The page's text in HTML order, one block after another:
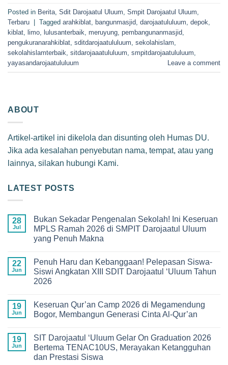
Posted in Berita Sdit Darojaatul Uluum Smpit Darojaatul Uluum
Terbaru | Tagged arahkiblat bangunmasjid darojaatululuum depok
kiblat limo lulusanterbaik meruyung pembangunanmasjid
pengukuranarahkiblat sditdarojaatululuum sekolahislam
sekolahislamterbaik sitdarojaaatululuum smpitdarojaatululuum
yayasandarojaatululuum
Leave a comment
ABOUT
Artikel-artikel ini dikelola dan disunting oleh Humas DU.
Jika ada kesalahan penyebutan nama, tempat, atau yang
lainnya, silakan hubungi Kami.
LATEST POSTS
28
Jul
Bukan Sekadar Pengenalan Sekolah! Ini Keseruan
MPLS Ramah 2026 di SMPIT Darojaatul Uluum
yang Penuh Makna
on
Bukan
Sekadar
Pengenalan
Keseruan
MPLS
Ramah
SMPIT
Darojaatul
Uluum
yang
Penuh
22
Jun
Penuh Haru dan Kebanggaan! Pelepasan Siswa-
Siswi Angkatan XIII SDIT Darojaatul ‘Uluum Tahun
2026
on
Penuh
Haru
Pelepasan
Siswa-
Siswi
Angkatan
19
Jun
Keseruan Qur’an Camp 2026 di Megamendung
Bogor, Membangun Generasi Cinta Al-Qur’an
on
Keseruan
Qur’an
Camp
19
Jun
SIT Darojaatul ‘Uluum Gelar On Graduation 2026
Bertema TENAC10US, Merayakan Ketangguhan
dan Prestasi Siswa